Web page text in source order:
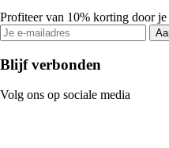
Profiteer van 10% korting door
Blijf verbonden
Volg ons op sociale media